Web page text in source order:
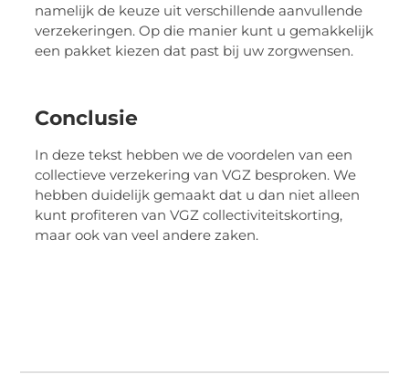
namelijk de keuze uit verschillende aanvullende
verzekeringen. Op die manier kunt u gemakkelijk
een pakket kiezen dat past bij uw zorgwensen.
Conclusie
In deze tekst hebben we de voordelen van een
collectieve verzekering van VGZ besproken. We
hebben duidelijk gemaakt dat u dan niet alleen
kunt profiteren van VGZ collectiviteitskorting,
maar ook van veel andere zaken.